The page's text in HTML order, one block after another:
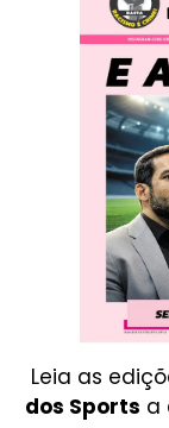
Leia as
dos Sports a